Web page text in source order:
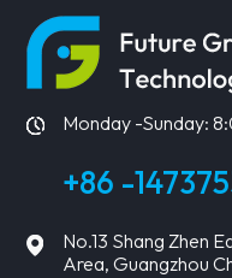
Monday -Sunday:
+86 -
No.13 Shang Zhen
Area, Guangzhou